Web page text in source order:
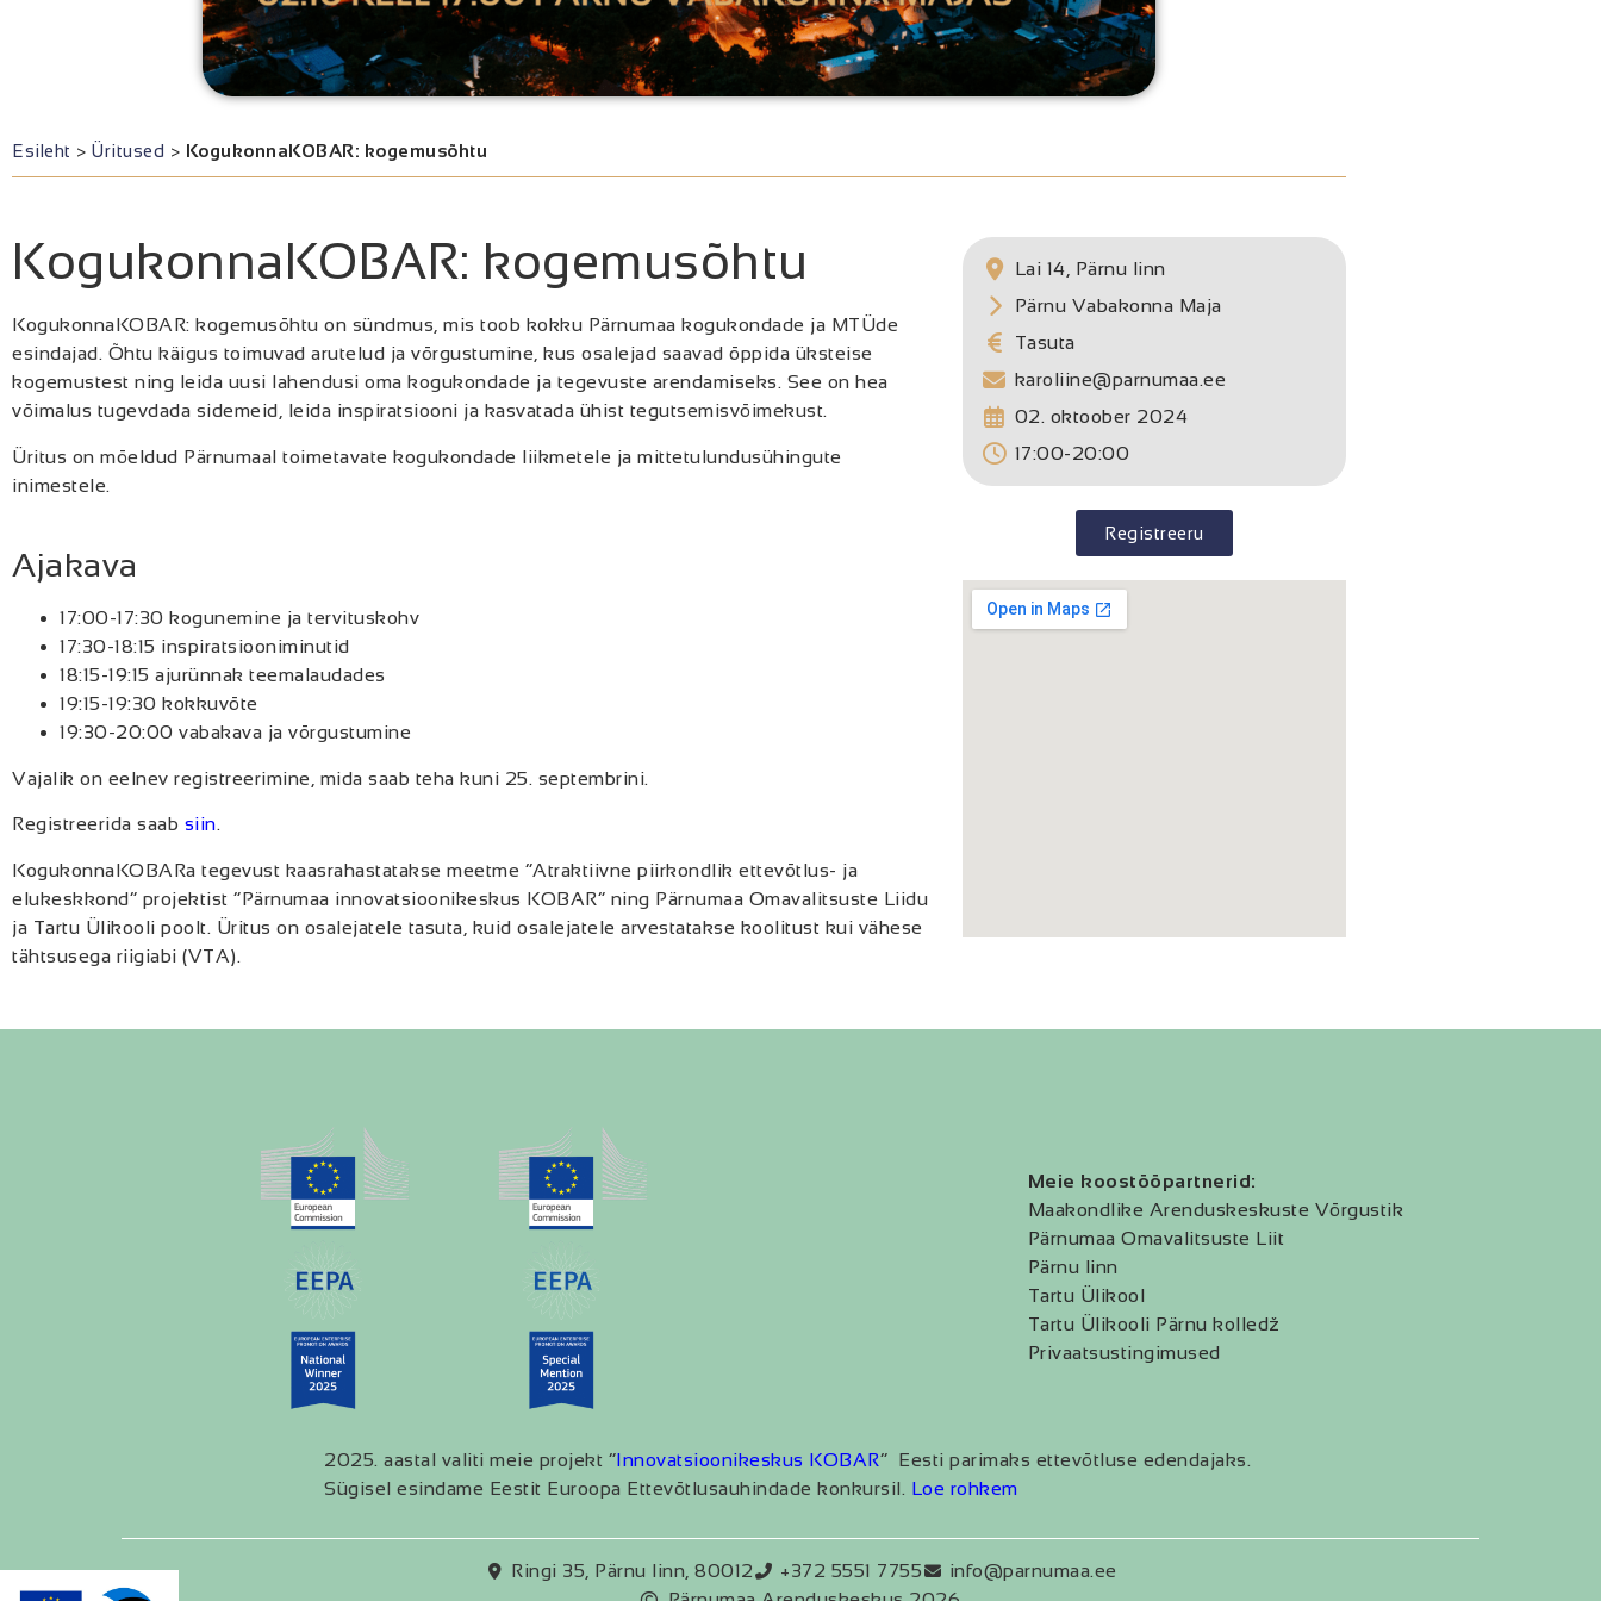
Esileht > Üritused > KogukonnaKOBAR: kogemusõhtu
KogukonnaKOBAR: kogemusõhtu
KogukonnaKOBAR: kogemusõhtu on sündmus, mis toob kokku Pärnumaa kogukondade ja MTÜde
esindajad. Õhtu käigus toimuvad arutelud ja võrgustumine, kus osalejad saavad õppida üksteise
kogemustest ning leida uusi lahendusi oma kogukondade ja tegevuste arendamiseks. See on hea
võimalus tugevdada sidemeid, leida inspiratsiooni ja kasvatada ühist tegutsemisvõimekust.
Üritus on mõeldud Pärnumaal toimetavate kogukondade liikmetele ja mittetulundusühingute
inimestele.
Ajakava
17:00-17:30 kogunemine ja tervituskohv
17:30-18:15 inspiratsiooniminutid
18:15-19:15 ajurünnak teemalaudades
19:15-19:30 kokkuvõte
19:30-20:00 vabakava ja võrgustumine
Vajalik on eelnev registreerimine, mida saab teha kuni 25. septembrini.
Registreerida saab siin.
KogukonnaKOBARa tegevust kaasrahastatakse meetme “Atraktiivne piirkondlik ettevõtlus- ja
elukeskkond” projektist “Pärnumaa innovatsioonikeskus KOBAR” ning Pärnumaa Omavalitsuste Liidu
ja Tartu Ülikooli poolt. Üritus on osalejatele tasuta, kuid osalejatele arvestatakse koolitust kui vähese
tähtsusega riigiabi (VTA).
Lai 14, Pärnu linn
Pärnu Vabakonna Maja
Tasuta
karoliine@parnumaa.ee
02. oktoober 2024
17:00-20:00
Registreeru
Meie koostööpartnerid:
Maakondlike Arenduskeskuste Võrgustik
Pärnumaa Omavalitsuste Liit
Pärnu linn
Tartu Ülikool
Tartu Ülikooli Pärnu kolledž
Privaatsustingimused
2025. aastal valiti meie projekt “Innovatsioonikeskus KOBAR” Eesti parimaks ettevõtluse edendajaks.
Sügisel esindame Eestit Euroopa Ettevõtlusauhindade konkursil. Loe rohkem
Ringi 35, Pärnu linn, 80012 +372 5551 7755
info@parnumaa.ee